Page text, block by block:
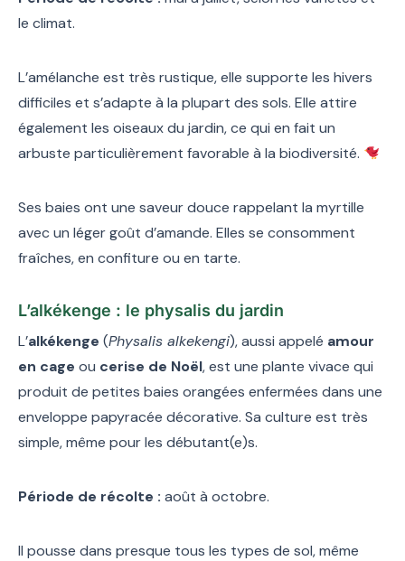
le climat.
L’amélanche est très rustique, elle supporte les hivers
difficiles et s’adapte à la plupart des sols. Elle attire
également les oiseaux du jardin, ce qui en fait un
arbuste particulièrement favorable à la biodiversité.
Ses baies ont une saveur douce rappelant la myrtille
avec un léger goût d’amande. Elles se consomment
fraîches, en confiture ou en tarte.
L’alkékenge : le physalis du jardin
L’alkékenge (Physalis alkekengi), aussi appelé amour
en cage ou cerise de Noël, est une plante vivace qui
produit de petites baies orangées enfermées dans une
enveloppe papyracée décorative. Sa culture est très
simple, même pour les débutant(e)s.
Période de récolte : août à octobre.
Il pousse dans presque tous les types de sol, même